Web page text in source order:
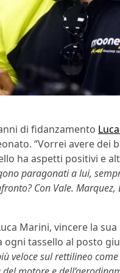
di fidanzamento
“Vorrei avere
ha aspetti positivi e
paragonati a lui,
Con Vale.
Marini, vincere la
ogni tassello al posto
veloce sul rettilineo